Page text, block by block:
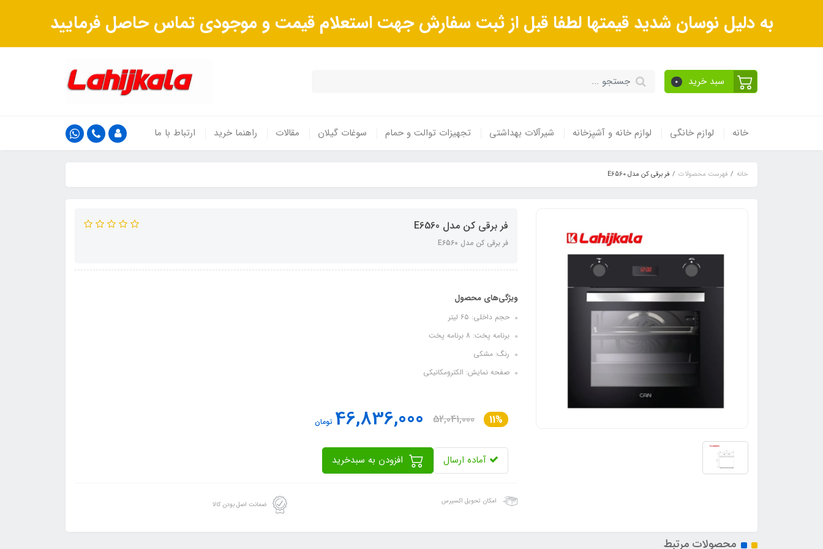
به دلیل نوسان شدید قیمتها لطفا قبل از ثبت سفارش جهت استعلام قیمت و موجودی تماس حاصل فرمایید
سبد خرید 0
خانه لوازم خانگی لوازم خانه و آشپزخانه شیرآلات بهداشتی تجهیزات توالت و حمام سوغات گیلان مقالات راهنما خرید ارتباط با ما
خانه فهرست محصولات فر برقی کن مدل E6560
فر برقی کن مدل E6560
فر برقی کن مدل E6560
ویژگی‌های محصول
حجم داخلی: ٦٥ ليتر
برنامه پخت: 8 برنامه پخت
رنگ: مشکی
صفحه نمایش: الکترومکانیکی
11%
52,041,000
46,836,000 تومان
آماده ارسال
امکان تحویل اکسپرس ضمانت اصل بودن کالا
محصولات مرتبط